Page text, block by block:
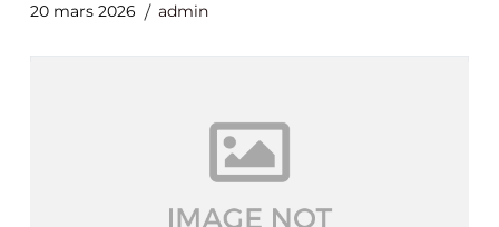
20 mars 2026 admin